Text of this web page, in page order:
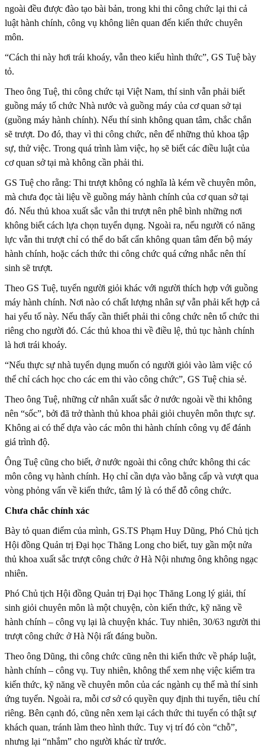
ngoài đều được đào tạo bài bản, trong khi thi công chức lại thi cả
luật hành chính, công vụ không liên quan đến kiến thức chuyên
môn.
“Cách thi này hơi trái khoáy, vẫn theo kiểu hình thức”, GS Tuệ bày
tỏ.
Theo ông Tuệ, thi công chức tại Việt Nam, thí sinh vẫn phải biết
guồng máy tổ chức Nhà nước và guồng máy của cơ quan sở tại
(guồng máy hành chính). Nếu thí sinh không quan tâm, chắc chắn
sẽ trượt. Do đó, thay vì thi công chức, nên để những thủ khoa tập
sự, thử việc. Trong quá trình làm việc, họ sẽ biết các điều luật của
cơ quan sở tại mà không cần phải thi.
GS Tuệ cho rằng: Thi trượt không có nghĩa là kém về chuyên môn,
mà chưa đọc tài liệu về guồng máy hành chính của cơ quan sở tại
đó. Nếu thủ khoa xuất sắc vẫn thi trượt nên phê bình những nơi
không biết cách lựa chọn tuyển dụng. Ngoài ra, nếu người có năng
lực vẫn thi trượt chỉ có thể do bất cẩn không quan tâm đến bộ máy
hành chính, hoặc cách thức thi công chức quá cứng nhắc nên thí
sinh sẽ trượt.
Theo GS Tuệ, tuyển người giỏi khác với người thích hợp với guồng
máy hành chính. Nơi nào có chất lượng nhân sự vẫn phải kết hợp cả
hai yếu tố này. Nếu thấy cần thiết phải thi công chức nên tổ chức thi
riêng cho người đó. Các thủ khoa thi về điều lệ, thủ tục hành chính
là hơi trái khoáy.
“Nếu thực sự nhà tuyển dụng muốn có người giỏi vào làm việc có
thể chỉ cách học cho các em thi vào công chức”, GS Tuệ chia sẻ.
Theo ông Tuệ, những cử nhân xuất sắc ở nước ngoài về thi không
nên “sốc”, bởi đã trở thành thủ khoa phải giỏi chuyên môn thực sự.
Không ai có thể dựa vào các môn thi hành chính công vụ để đánh
giá trình độ.
Ông Tuệ cũng cho biết, ở nước ngoài thi công chức không thi các
môn công vụ hành chính. Họ chỉ cần dựa vào bằng cấp và vượt qua
vòng phỏng vấn về kiến thức, tâm lý là có thể đỗ công chức.
Chưa chắc chính xác
Bày tỏ quan điểm của mình, GS.TS Phạm Huy Dũng, Phó Chủ tịch
Hội đồng Quản trị Đại học Thăng Long cho biết, tuy gần một nửa
thủ khoa xuất sắc trượt công chức ở Hà Nội nhưng ông không ngạc
nhiên.
Phó Chủ tịch Hội đồng Quản trị Đại học Thăng Long lý giải, thí
sinh giỏi chuyên môn là một chuyện, còn kiến thức, kỹ năng về
hành chính – công vụ lại là chuyện khác. Tuy nhiên, 30/63 người thi
trượt công chức ở Hà Nội rất đáng buồn.
Theo ông Dũng, thi công chức cũng nên thi kiến thức về pháp luật,
hành chính – công vụ. Tuy nhiên, không thể xem nhẹ việc kiểm tra
kiến thức, kỹ năng về chuyên môn của các ngành cụ thể mà thí sinh
ứng tuyển. Ngoài ra, mỗi cơ sở có quyền quy định thi tuyển, tiêu chí
riêng. Bên cạnh đó, cũng nên xem lại cách thức thi tuyển có thật sự
khách quan, tránh làm theo hình thức. Tuy vị trí đó còn “chỗ”,
nhưng lại “nhắm” cho người khác từ trước.